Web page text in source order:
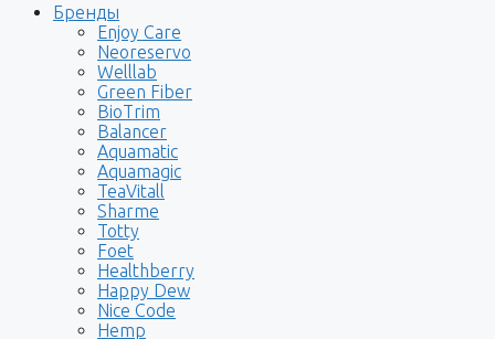
Бренды
Enjoy Care
Neoreservo
Welllab
Green Fiber
BioTrim
Balancer
Aquamatic
Aquamagic
TeaVitall
Sharme
Totty
Foet
Healthberry
Happy Dew
Nice Code
Hemp